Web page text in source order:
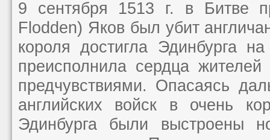
9 сентября 1513 г. в Битве
Flodden) Яков был убит
короля достигла Эдинбурга
преисполнила сердца
предчувствиями. Опасаясь
английских войск в очень
Эдинбурга были выстроены